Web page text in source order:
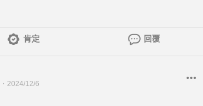
肯定 回覆
・ 2024/12/6